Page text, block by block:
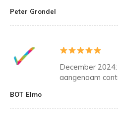
Peter Grondel
December
aangenaam
BOT Elmo